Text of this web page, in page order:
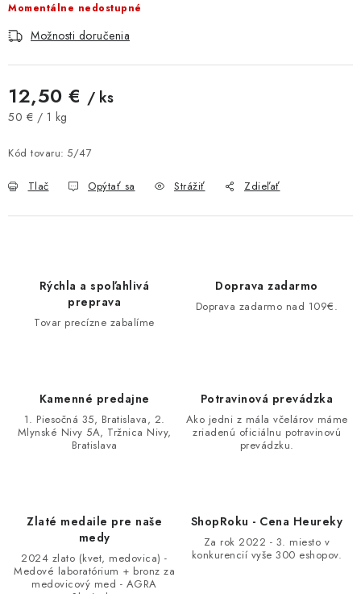
ČOKOLÁDA
Kamenná predajňa Náš príbeh Články
Napísali o nás
Kontakty
Doprava a platba
Najčastejšie otázky FAQ
Vrátenie tovaru, výmena a reklamácie
Veľkoobchod
Momentálne nedostupné
Možnosti doručenia
12,50 € / ks
Jednotková cena:
50 € / 1 kg
Kód tovaru: 5/47
Tlač Opýtať sa Strážiť Zdieľať
Rýchla a spoľahlivá
preprava
Tovar precízne zabalíme
Doprava zadarmo
Doprava zadarmo nad 109€.
Kamenné predajne
1. Piesočná 35, Bratislava, 2.
Mlynské Nivy 5A, Tržnica Nivy,
Bratislava
Potravinová prevádzka
Ako jedni z mála včelárov máme
zriadenú oficiálnu potravinovú
prevádzku.
Zlaté medaile pre naše
medy
2024 zlato (kvet, medovica) -
Medové laboratórium + bronz za
medovicový med - AGRA
ShopRoku - Cena Heureky
Za rok 2022 - 3. miesto v
konkurencií vyše 300 eshopov.